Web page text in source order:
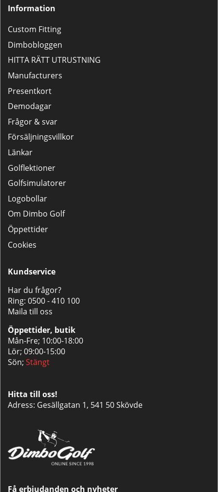
Information
Custom Fitting
Dimbobloggen
HITTA RÄTT UTRUSTNING
Manufacturers
Presentkort
Demodagar
Frågor & svar
Försäljningsvillkor
Länkar
Golflektioner
Golfsimulatorer
Logobollar
Om Dimbo Golf
Öppettider
Cookies
Kundservice
Har du frågor?
Ring: 0500 - 410 100
Maila till oss
Öppettider, butik
Mån-Fre; 10:00-18:00
Lör; 09:00-15:00
Sön; Stängt
Hitta till oss!
Adress: Gesällgatan 1, 541 50 Skövde
Få erbjudanden och nyheter